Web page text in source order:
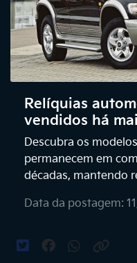
Relíquias
vendidos há
Descubra os
permanecem em
décadas, mantendo
Data da postagem: